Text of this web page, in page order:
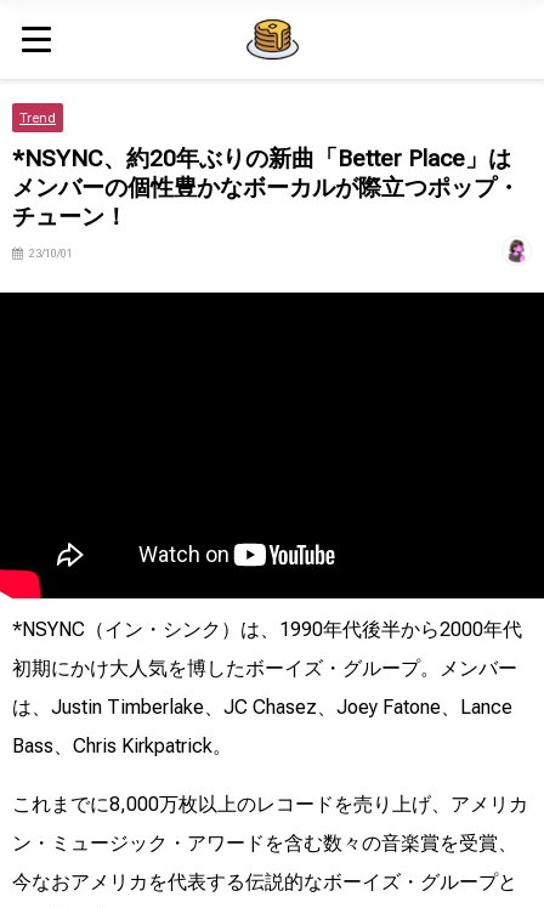
Trend
*NSYNC、約20年ぶりの新曲「Better Place」は
メンバーの個性豊かなボーカルが際立つポップ・
チューン！
23/10/01
*NSYNC（イン・シンク）は、1990年代後半から2000年代
初期にかけ大人気を博したボーイズ・グループ。メンバー
は、Justin Timberlake、JC Chasez、Joey Fatone、Lance
Bass、Chris Kirkpatrick。
これまでに8,000万枚以上のレコードを売り上げ、アメリカ
ン・ミュージック・アワードを含む数々の音楽賞を受賞、
今なおアメリカを代表する伝説的なボーイズ・グループと